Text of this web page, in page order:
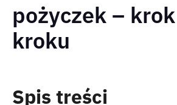
pożyczek –
kroku
Spis treści